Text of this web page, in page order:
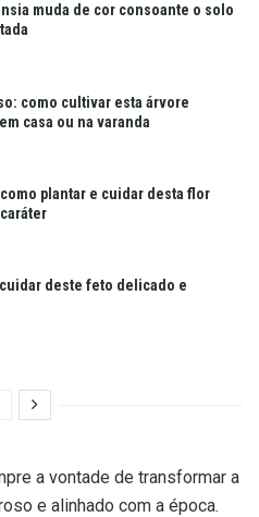
muda de cor consoante o solo
como cultivar esta árvore
casa ou na varanda
plantar e cuidar desta flor
deste feto delicado e
a vontade de transformar a
e alinhado com a época.